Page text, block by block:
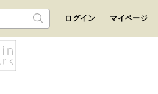
ログイン マイページ